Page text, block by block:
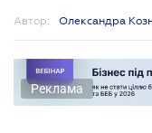
Автор: Олександра
Реклама